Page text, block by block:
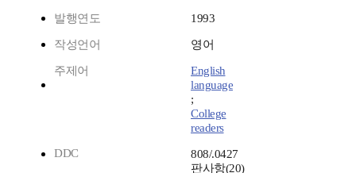
발행연도 1993
작성언어 영어
주제어
English
language
;
College
readers
DDC
808/.0427
판사항(20)